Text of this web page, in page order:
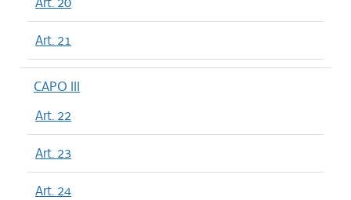
Art. 21
CAPO III
Art. 22
Art. 23
Art. 24